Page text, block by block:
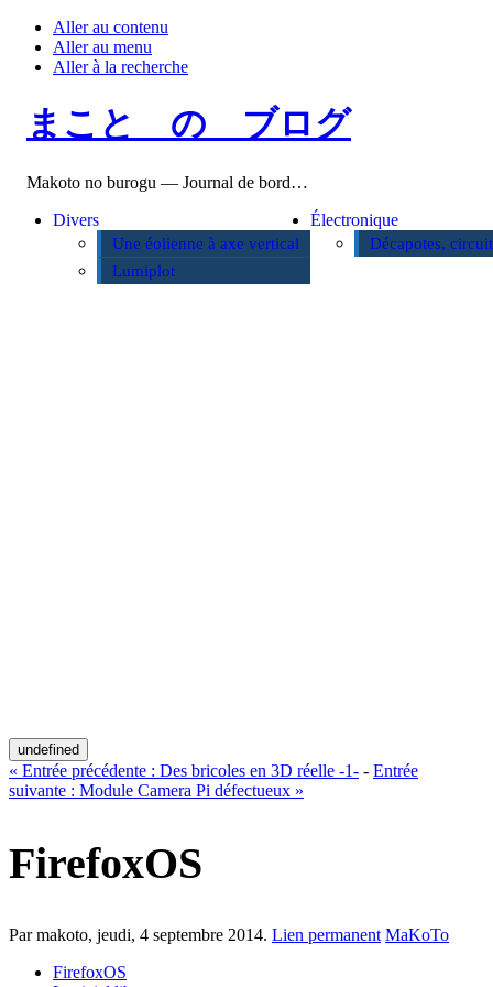
Aller au contenu
Aller au menu
Aller à la recherche
まこと の ブログ
Makoto no burogu — Journal de bord…
Divers
Une éolienne à axe vertical
Lumiplot
Électronique
Décapotes,
undefined
« Entrée précédente : Des bricoles en 3D réelle -1- - Entrée
suivante : Module Camera Pi défectueux »
FirefoxOS
Par makoto, jeudi, 4 septembre 2014. Lien permanent MaKoTo
FirefoxOS